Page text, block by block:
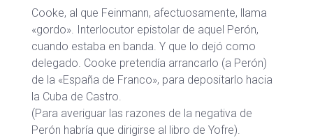
Cooke, al que Feinmann, afectuosamente, llama
«gordo». Interlocutor epistolar de aquel Perón,
cuando estaba en banda. Y que lo dejó como
delegado. Cooke pretendía arrancarlo (a Perón)
de la «España de Franco», para depositarlo hacia
la Cuba de Castro.
(Para averiguar las razones de la negativa de
Perón habría que dirigirse al libro de Yofre).